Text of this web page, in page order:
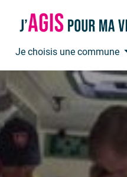
Je choisis une commune